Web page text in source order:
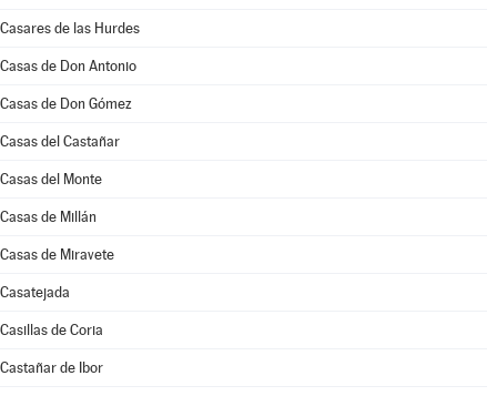
Casares de las Hurdes
Casas de Don Antonio
Casas de Don Gómez
Casas del Castañar
Casas del Monte
Casas de Millán
Casas de Miravete
Casatejada
Casillas de Coria
Castañar de Ibor